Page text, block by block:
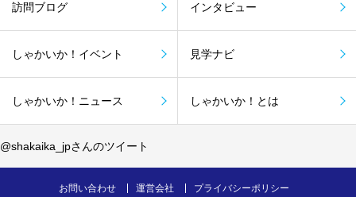
訪問ブログ インタビュー
しゃかいか！イベント 見学ナビ
しゃかいか！ニュース しゃかいか！とは
@shakaika_jpさんのツイート
お問い合わせ 運営会社 プライバシーポリシー